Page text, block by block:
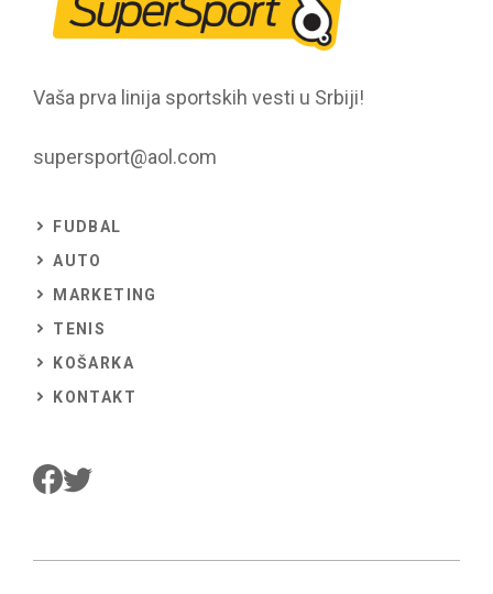
Vaša prva linija sportskih vesti u Srbiji!
supersport@aol.com
FUDBAL
AUTO
MARKETING
TENIS
KOŠARKA
KONTAKT